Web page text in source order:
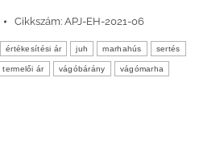
Cikkszám: APJ-EH-2021-06
értékesítési ár juh marhahús sertés
termelői ár vágóbárány vágómarha